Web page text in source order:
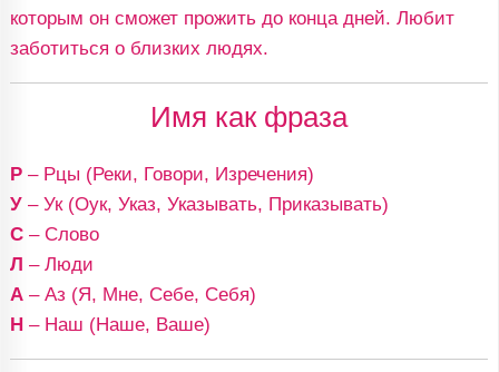
которым он сможет прожить до конца дней. Любит
заботиться о близких людях.
Имя как фраза
Р– Рцы (Реки, Говори, Изречения)
У– Ук (Оук, Указ, Указывать, Приказывать)
С– Слово
Л – Люди
А– Аз (Я, Мне, Себе, Себя)
Н– Наш (Наше, Ваше)